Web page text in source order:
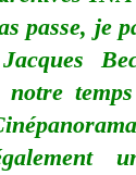
passe, je
notre